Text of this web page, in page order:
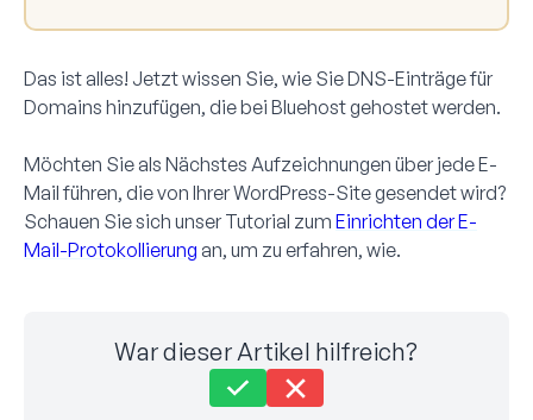
Das ist alles! Jetzt wissen Sie, wie Sie DNS-Einträge für
Domains hinzufügen, die bei Bluehost gehostet werden.
Möchten Sie als Nächstes Aufzeichnungen über jede E-
Mail führen, die von Ihrer WordPress-Site gesendet wird?
Schauen Sie sich unser Tutorial zum Einrichten der E-
Mail-Protokollierung an, um zu erfahren, wie.
War dieser Artikel hilfreich?